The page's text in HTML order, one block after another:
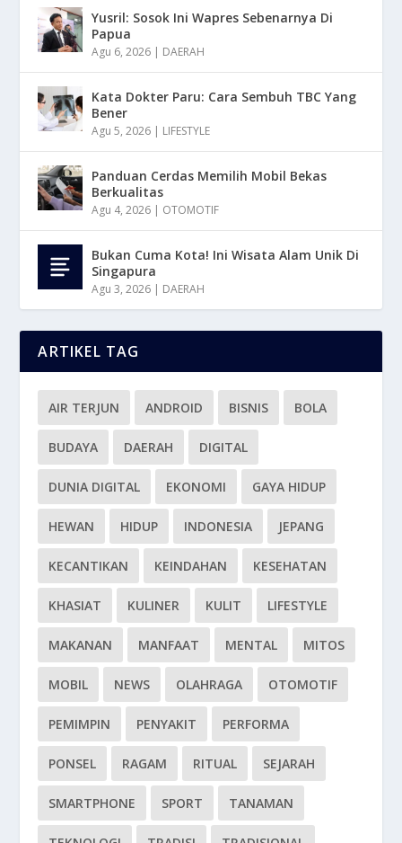
Yusril: Sosok Ini Wapres Sebenarnya Di
Papua
Agu 6, 2026 | DAERAH
Kata Dokter Paru: Cara Sembuh TBC Yang
Bener
Agu 5, 2026 | LIFESTYLE
Panduan Cerdas Memilih Mobil Bekas
Berkualitas
Agu 4, 2026 | OTOMOTIF
Bukan Cuma Kota! Ini Wisata Alam Unik Di
Singapura
Agu 3, 2026 | DAERAH
ARTIKEL TAG
AIR TERJUN ANDROID BISNIS BOLA
BUDAYA DAERAH DIGITAL
DUNIA DIGITAL EKONOMI GAYA HIDUP
HEWAN HIDUP INDONESIA JEPANG
KECANTIKAN KEINDAHAN KESEHATAN
KHASIAT KULINER KULIT LIFESTYLE
MAKANAN MANFAAT MENTAL MITOS
MOBIL NEWS OLAHRAGA OTOMOTIF
PEMIMPIN PENYAKIT PERFORMA
PONSEL RAGAM RITUAL SEJARAH
SMARTPHONE SPORT TANAMAN